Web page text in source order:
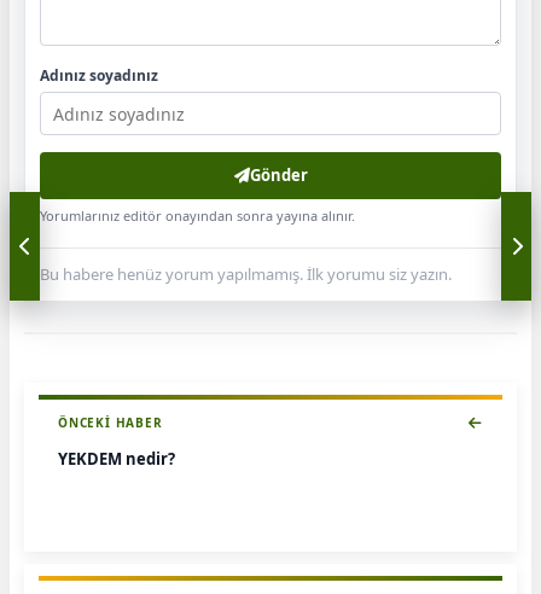
Adınız soyadınız
Gönder
Yorumlarınız editör onayından sonra yayına alınır.
Bu habere henüz yorum yapılmamış. İlk yorumu siz yazın.
ÖNCEKI HABER
YEKDEM nedir?